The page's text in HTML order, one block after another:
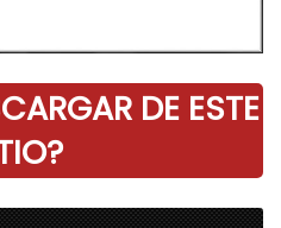
DE ESTE